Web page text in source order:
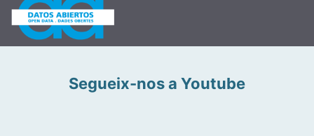
Segueix-nos a Youtube